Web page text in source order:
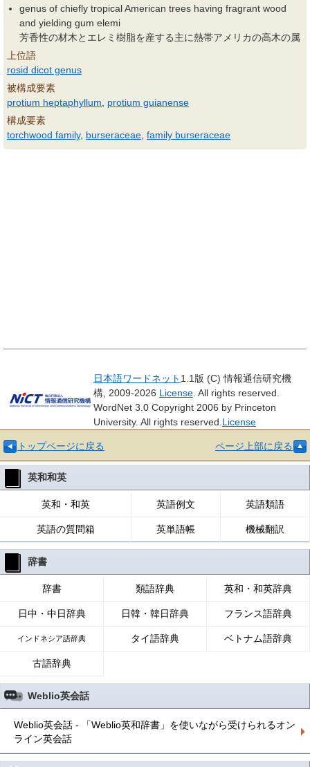
genus of chiefly tropical American trees having fragrant wood
and yielding gum elemi
芳香性の材木とエレミ樹脂を産する主に熱帯アメリカの高木の属
上位語
rosid dicot genus
被構成要素
protium heptaphyllum
protium guianense
構成要素
torchwood family, burseraceae family burseraceae
日本語ワードネット 1.1版 (C) 情報通信研究機
構, 2009-2026 License . All rights reserved.
WordNet 3.0 Copyright 2006 by Princeton
University. All rights reserved. License
トップページに戻る ページ上部に戻る
英和和英
英和・和英 英語例文 英語類語
英語の質問箱 英単語帳 機械翻訳
辞書
辞書 類語辞典 英和・和英辞典
日中・中日辞典 日韓・韓日辞典 フランス語辞典
インドネシア語辞典 タイ語辞典 ベトナム語辞典
古語辞典
Weblio英会話
Weblio英会話 - 「Weblio英和辞書」を使いながら受けられるオン
ライン英会話